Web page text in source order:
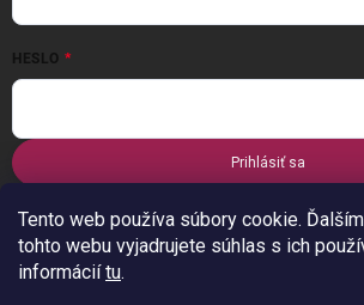
Tento web používa súbory cookie.
tohto webu vyjadrujete súhlas s ich
informáciítu.
HESLO
Prihlásiť sa